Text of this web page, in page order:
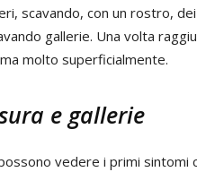
scavando, con un rostro,
gallerie. Una volta
molto superficialmente.
e gallerie
vedere i primi